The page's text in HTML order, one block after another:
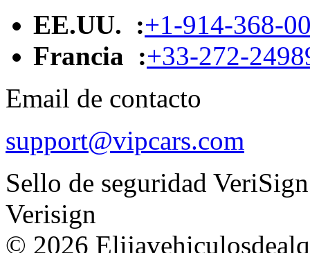
EE.UU. :+1-914-368-
Francia :+33-272-
Email de contacto
support@vipcars.com
Sello de seguridad VeriSign
Verisign
© 2026